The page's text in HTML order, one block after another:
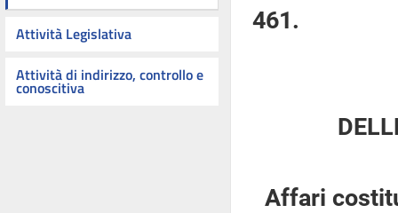
Attività Legislativa
Attività di indirizzo, controllo e
conoscitiva
461.
Affari